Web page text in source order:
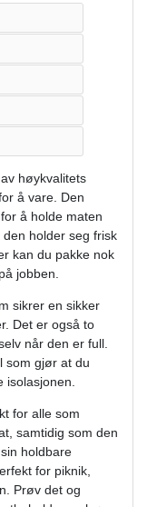
høykvalitets
å vare. Den
å holde maten
holder seg frisk
kan du pakke nok
jobben.
sikrer en sikker
Det er også to
når den er full.
som gjør at du
isolasjonen.
for alle som
samtidig som den
holdbare
for piknik,
Prøv det og